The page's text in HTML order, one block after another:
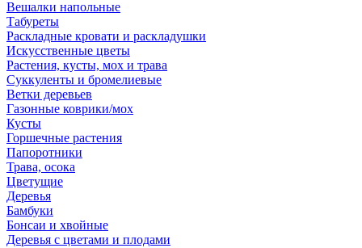
Вешалки напольные
Табуреты
Раскладные кровати и раскладушки
Искусственные цветы
Растения, кусты, мох и трава
Суккуленты и бромелиевые
Ветки деревьев
Газонные коврики/мох
Кусты
Горшечные растения
Папоротники
Трава, осока
Цветущие
Деревья
Бамбуки
Бонсаи и хвойные
Деревья с цветами и плодами